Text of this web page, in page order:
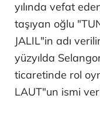
yılında vefat
taşıyan oğlu
JALIL"in adı
yüzyılda
ticaretinde rol
LAUT"un ismi